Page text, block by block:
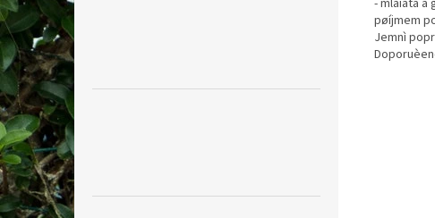
- mláïata a
pøíjmem
Jemnì